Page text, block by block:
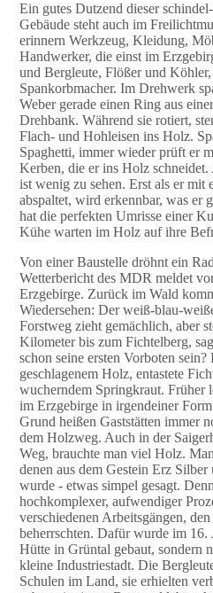
Ein gutes Dutzend dieser
Gebäude steht auch im
erinnern Werkzeug, Kleidung,
Handwerker, die einst im
und Bergleute, Flößer und
Spankorbmacher. Im Drehwerk
Weber gerade einen Ring aus
Drehbank. Während sie rotiert,
Flach- und Hohleisen ins Holz.
Spaghetti, immer wieder prüft er
Kerben, die er ins Holz
ist wenig zu sehen. Erst als er mit
abspaltet, wird erkennbar, was er
hat die perfekten Umrisse einer
Kühe warten im Holz auf ihre
Von einer Baustelle dröhnt ein
Wetterbericht des MDR meldet
Erzgebirge. Zurück im Wald
Wiedersehen: Der weiß-blau-
Forstweg zieht gemächlich, aber
Kilometer bis zum Fichtelberg,
schon seine ersten Vorboten
geschlagenem Holz, entastete
wucherndem Springkraut. Früher
im Erzgebirge in irgendeiner
Grund heißen Gaststätten immer
dem Holzweg. Auch in der
Weg, brauchte man viel Holz.
denen aus dem Gestein Erz
wurde - etwas simpel gesagt.
hochkomplexer, aufwendiger
verschiedenen Arbeitsgängen,
beherrschten. Dafür wurde im 16.
Hütte in Grüntal gebaut, sondern
kleine Industriestadt. Die
Schulen im Land, sie erhielten